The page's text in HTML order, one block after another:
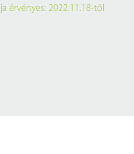
érvényes: 2022.11.18-től